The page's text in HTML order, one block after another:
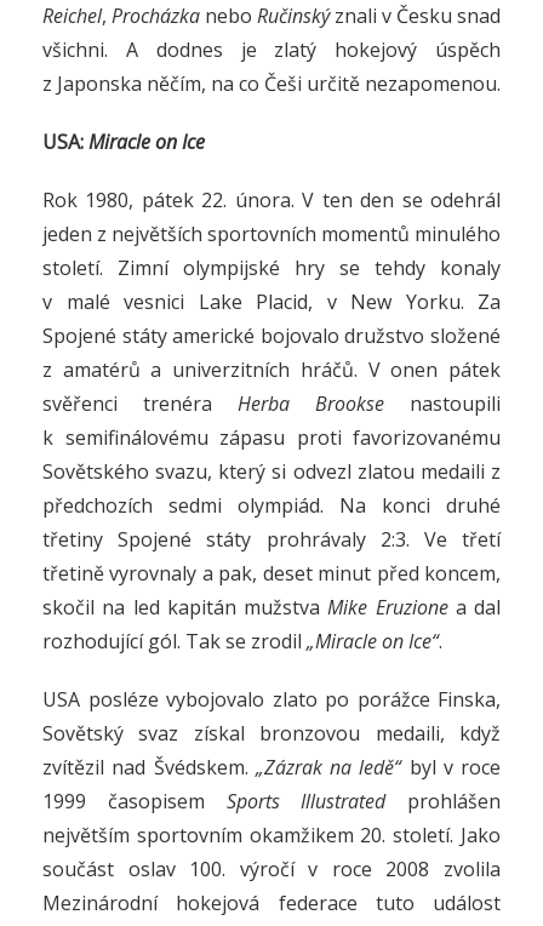
Reichel, Procházka nebo Ručinskýznali v Česku snad
všichni. A dodnes je zlatý hokejový úspěch
z Japonska něčím, na co Češi určitě nezapomenou.
USA:Miracle on Ice
Rok 1980, pátek 22. února. V ten den se odehrál
jeden z největších sportovních momentů minulého
století. Zimní olympijské hry se tehdy konaly
v malé vesnici Lake Placid, v New Yorku. Za
Spojené státy americké bojovalo družstvo složené
z amatérů a univerzitních hráčů. V onen pátek
svěřenci trenéra Herba Brookse nastoupili
k semifinálovému zápasu proti favorizovanému
Sovětského svazu, který si odvezl zlatou medaili z
předchozích sedmi olympiád. Na konci druhé
třetiny Spojené státy prohrávaly 2:3. Ve třetí
třetině vyrovnaly a pak, deset minut před koncem,
skočil na led kapitán mužstvaMike Eruzionea dal
rozhodující gól. Tak se zrodil „Miracle on Ice“.
USA posléze vybojovalo zlato po porážce Finska,
Sovětský svaz získal bronzovou medaili, když
zvítězil nad Švédskem. „Zázrak na ledě“ byl v roce
1999 časopisem Sports Illustratedprohlášen
největším sportovním okamžikem 20. století. Jako
součást oslav 100. výročí v roce 2008 zvolila
Mezinárodní hokejová federace tuto událost